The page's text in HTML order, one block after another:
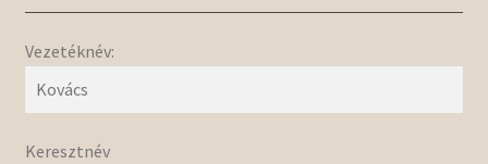
Vezetéknév:
Keresztnév